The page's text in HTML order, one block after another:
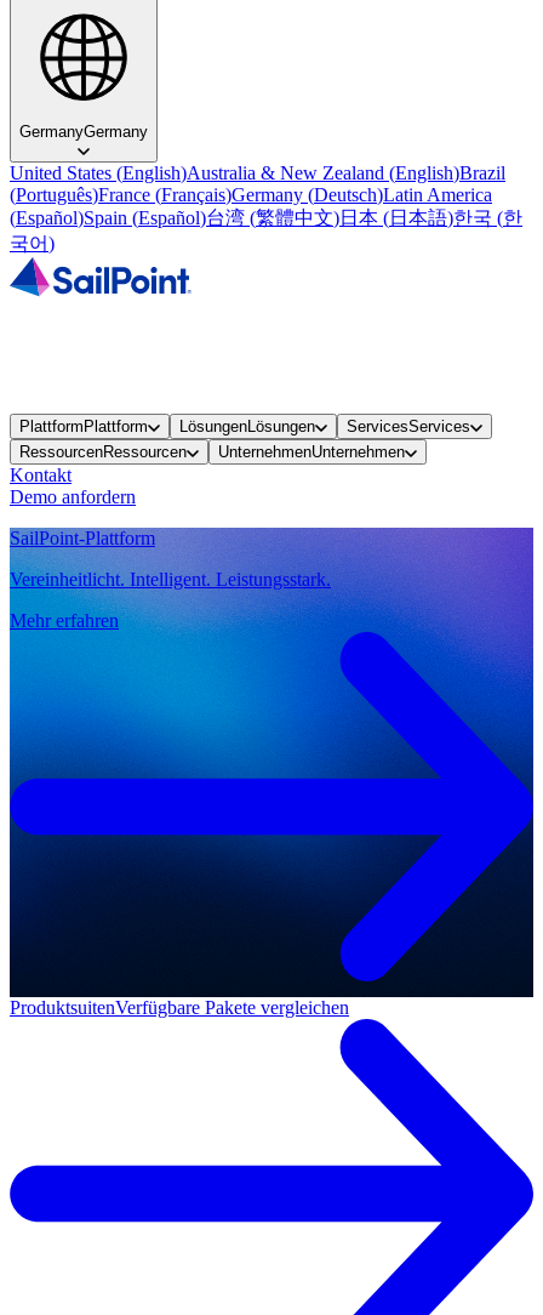
GermanyGermany
United States (English)Australia & New Zealand (English)Brazil
(Português)France (Français)Germany (Deutsch)Latin America
(Español)Spain (Español)台湾 (繁體中文)日本 (日本語)한국 (한
국어)
Plattform Plattform LösungenLösungen ServicesServices
RessourcenRessourcen UnternehmenUnternehmen
Kontakt
Demo anfordern
SailPoint-Plattform
Vereinheitlicht. Intelligent. Leistungsstark.
Mehr erfahren
ProduktsuitenVerfügbare Pakete vergleichen